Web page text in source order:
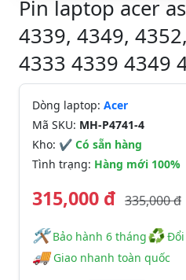
Pin laptop acer
4339, 4349,
4333 4339 4349
Dòng laptop: Acer
Mã SKU: MH-P4741-4
Kho: ✔ Có sẵn hàng
Tình trạng: Hàng mới 100%
315,000 đ 335,000 đ
🛠️️ Bảo hành 6 tháng♻Đổi
🚚Giao nhanh toàn quốc